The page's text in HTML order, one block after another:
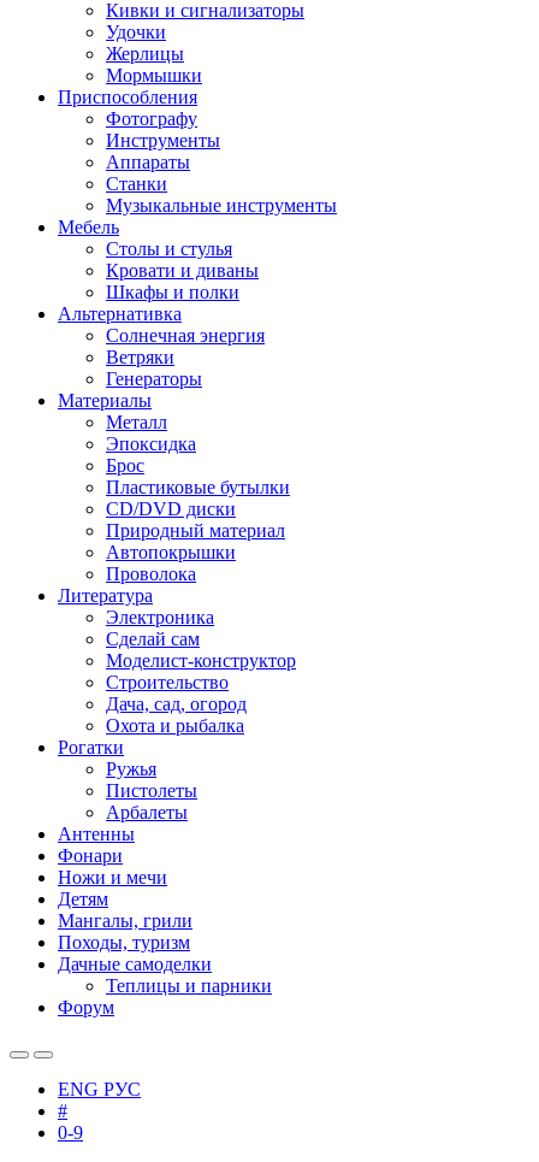
Кивки и сигнализаторы
Удочки
Жерлицы
Мормышки
Приспособления
Фотографу
Инструменты
Аппараты
Станки
Музыкальные инструменты
Мебель
Столы и стулья
Кровати и диваны
Шкафы и полки
Альтернативка
Солнечная энергия
Ветряки
Генераторы
Материалы
Металл
Эпоксидка
Брос
Пластиковые бутылки
CD/DVD диски
Природный материал
Автопокрышки
Проволока
Литература
Электроника
Сделай сам
Моделист-конструктор
Строительство
Дача, сад, огород
Охота и рыбалка
Рогатки
Ружья
Пистолеты
Арбалеты
Антенны
Фонари
Ножи и мечи
Детям
Мангалы, грили
Походы, туризм
Дачные самоделки
Теплицы и парники
Форум
ENG РУС
#
0-9